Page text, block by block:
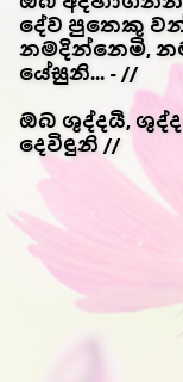
දේව පුතෙකු
නමදින්නෙමි,
යේසුනි... - //
ඔබ ශුද්දයි,
දෙවිඳුනි //